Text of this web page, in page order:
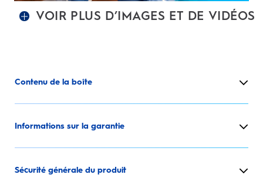
VOIR PLUS D’IMAGES ET DE VIDÉOS
Contenu de la boîte
Informations sur la garantie
Sécurité générale du produit